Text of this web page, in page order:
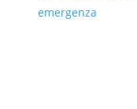
emergenza